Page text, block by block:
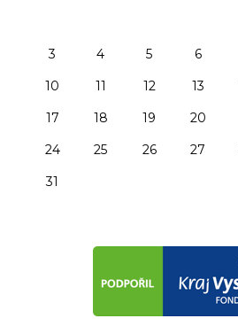
3
4 5 6
10
11 12 13
17
18 19 20
24
25 26 27
31